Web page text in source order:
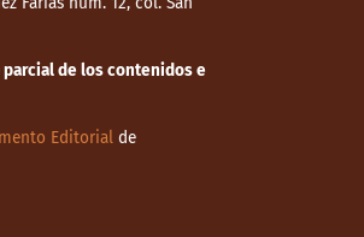
de los contenidos e
Editorial de